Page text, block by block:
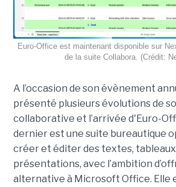
Euro-Office est maintenant disponible sur
de la suite Collabora. (Crédit:
A l’occasion de son évènement
présenté plusieurs évolutions de
collaborative et l’arrivée d'Euro-
dernier est une suite bureautique
créer et éditer des textes,
présentations, avec l’ambition
alternative à Microsoft Office. Elle